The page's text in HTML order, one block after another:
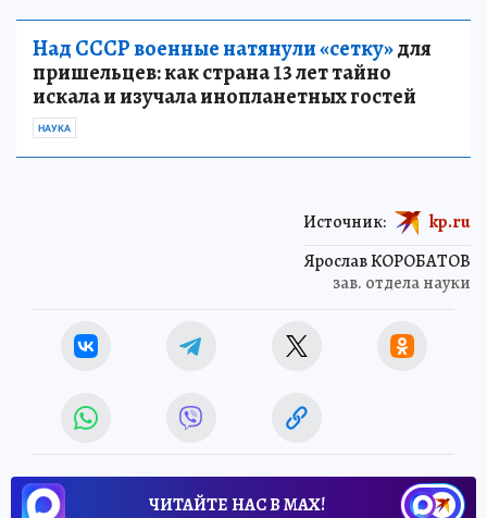
Над СССР военные натянули «сетку»для
пришельцев: как страна 13 лет тайно
искала и изучала инопланетных гостей
НАУКА
Ярослав КОРОБАТОВ
зав. отдела науки
Источник: kp.ru
ЧИТАЙТЕ НАС В МАХ!